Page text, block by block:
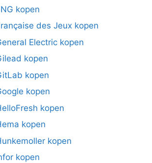
kopen
des Jeux kopen
Electric kopen
kopen
kopen
kopen
kopen
kopen
kopen
kopen